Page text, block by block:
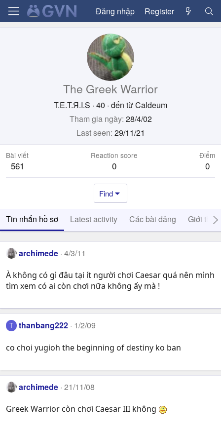
Đăng nhập Register
The Greek Warrior
T.E.T.Я.I.S · 40 · đến từCaldeum
Tham gia ngày 28/4/02
Last seen 29/11/21
Bài viết
561
Reaction score
0
Điểm
0
Find
Tin nhắn hồ sơ Latest activity Các bài đăng Giới thiệu
archimede 4/3/11
À không có gì đâu tại ít người chơi Caesar quá nên mình
tìm xem có ai còn chơi nữa không ấy mà !
T thanbang222 1/2/09
co choi yugioh the beginning of destiny ko ban
archimede 21/11/08
Greek Warrior còn chơi Caesar III không